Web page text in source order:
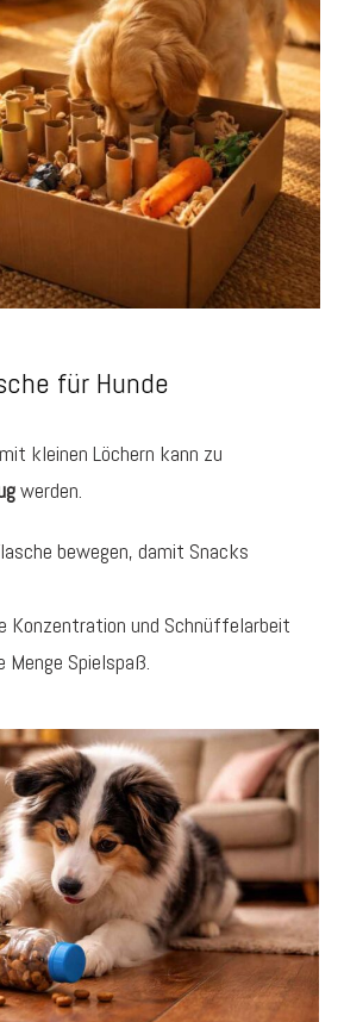
für Hunde
kleinen Löchern kann zu
werden.
bewegen, damit Snacks
Konzentration und Schnüffelarbeit
Spielspaß.